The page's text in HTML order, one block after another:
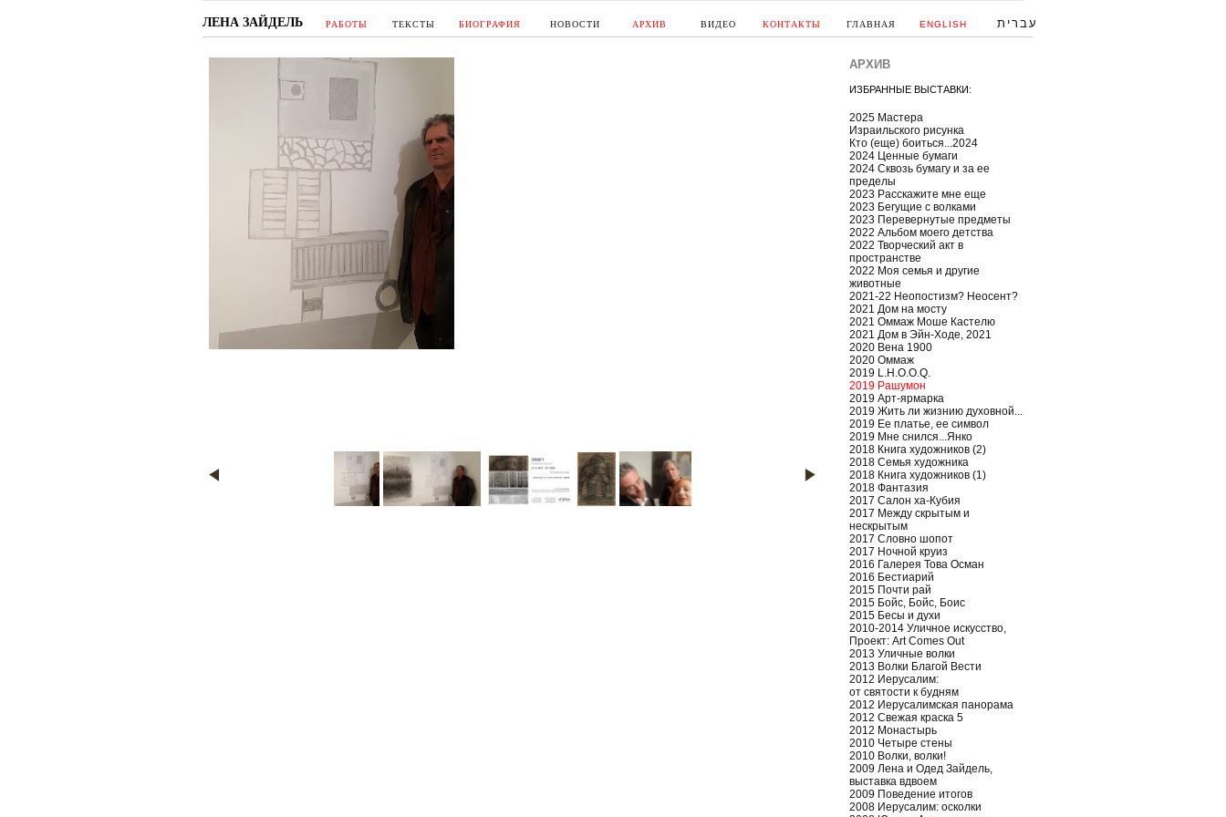
ЛЕНА ЗАЙДЕЛЬ РАБОТЫ ТЕКСТЫ БИОГРАФИЯ НОВОСТИ АРХИВ ВИДЕО КОНТАКТЫ ГЛАВНАЯ ENGLISH עברית
АРХИВ
ИЗБРАННЫЕ ВЫСТАВКИ:
2025 Мастера
Израильского рисунка
Кто (еще) боиться...2024
2024 Ценные бумаги
2024 Сквозь бумагу и за ее
пределы
2023 Расскажите мне еще
2023 Бегущие с волками
2023 Перевернутые предметы
2022 Альбом моего детства
2022 Творческий акт в
пространстве
2022 Моя семья и другие
животные
2021-22 Неопостизм? Неосент?
2021 Дом на мосту
2021 Оммаж Моше Кастелю
2021 Дом в Эйн-Ходе, 2021
2020 Вена 1900
2020 Оммаж
2019 L.H.O.O.Q.
2019 Рашумон
2019 Арт-ярмарка
2019 Жить ли жизнию духовной...
2019 Ее платье, ее символ
2019 Мне снился...Янко
2018 Книга художников (2)
2018 Семья художника
2018 Книга художников (1)
2018 Фантазия
2017 Салон ха-Кубия
2017 Между скрытым и
нескрытым
2017 Словно шопот
2017 Ночной круиз
2016 Галерея Това Осман
2016 Бестиарий
2015 Почти рай
2015 Бойс, Бойс, Боис
2015 Бесы и духи
2010-2014 Уличное искусство,
Проект: Art Comes Out
2013 Уличные волки
2013 Волки Благой Вести
2012 Иерусалим:
от святости к будням
2012 Иерусалимская панорама
2012 Свежая краска 5
2012 Монастырь
2010 Четыре стены
2010 Волки, волки!
2009 Лена и Одед Зайдель,
выставка вдвоем
2009 Поведение итогов
2008 Иерусалим: осколки